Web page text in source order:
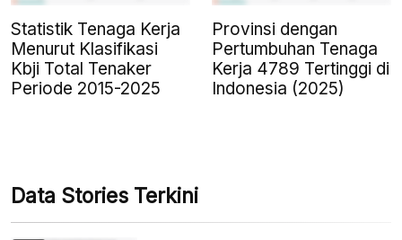
Statistik Tenaga Kerja
Menurut Klasifikasi
Kbji Total Tenaker
Periode 2015-2025
Provinsi dengan
Pertumbuhan Tenaga
Kerja 4789 Tertinggi di
Indonesia (2025)
Data Stories Terkini